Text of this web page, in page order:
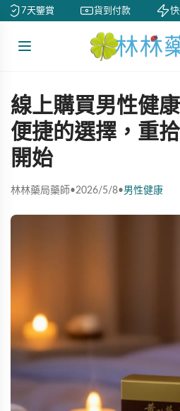
7天鑒賞 貨到付款 快
線上購買男性健
便捷的選擇，重
開始
林林藥局藥師•2026/5/8•男性健康